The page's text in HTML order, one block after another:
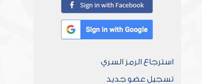
استرجاع الرمز السري
تسجيل عضو جديد